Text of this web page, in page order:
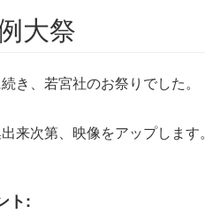
大祭
き、若宮社のお祭りでした。
来次第、映像をアップします。
ト: